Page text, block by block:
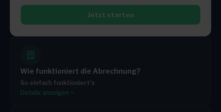
Jetzt starten
Wie funktioniert die Abrechnung?
So einfach funktioniert's
Details anzeigen